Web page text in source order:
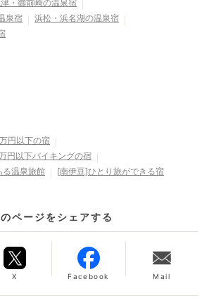
・御前崎の温泉宿
泉宿
浜松・浜名湖の温泉宿
円以下の宿
円以下バイキングの宿
る温泉旅館
[南伊豆]ひとり旅ができる宿
ページをシェアする
X Facebook Mail